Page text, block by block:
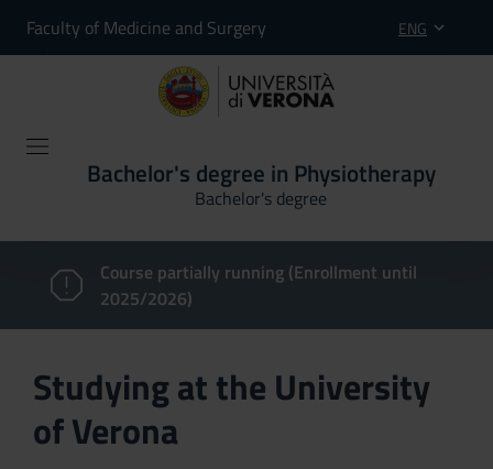
Faculty of Medicine and Surgery ENG
Bachelor's degree in Physiotherapy
Bachelor's degree
Course partially running (Enrollment until
2025/2026)
Studying at the University
of Verona